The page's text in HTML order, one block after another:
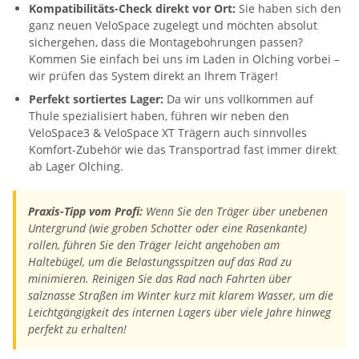
Kompatibilitäts-Check direkt vor Ort: Sie haben sich den
ganz neuen VeloSpace zugelegt und möchten absolut
sichergehen, dass die Montagebohrungen passen?
Kommen Sie einfach bei uns im Laden in Olching vorbei –
wir prüfen das System direkt an Ihrem Träger!
Perfekt sortiertes Lager: Da wir uns vollkommen auf
Thule spezialisiert haben, führen wir neben den
VeloSpace3 & VeloSpace XT Trägern auch sinnvolles
Komfort-Zubehör wie das Transportrad fast immer direkt
ab Lager Olching.
Praxis-Tipp vom Profi: Wenn Sie den Träger über unebenen
Untergrund (wie groben Schotter oder eine Rasenkante)
rollen, führen Sie den Träger leicht angehoben am
Haltebügel, um die Belastungsspitzen auf das Rad zu
minimieren. Reinigen Sie das Rad nach Fahrten über
salznasse Straßen im Winter kurz mit klarem Wasser, um die
Leichtgängigkeit des internen Lagers über viele Jahre hinweg
perfekt zu erhalten!